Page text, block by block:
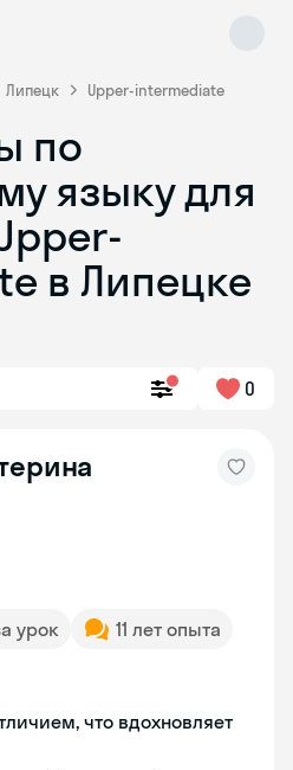
Липецк Upper-intermediate
по
языку для
в Липецке
0
урок
11 лет опыта
что вдохновляет